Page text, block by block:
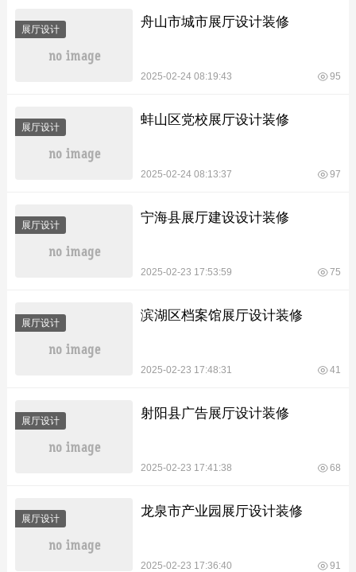
展厅设计 舟山市城市展厅设计装修
2025-02-24 08:19:43 95
展厅设计 蚌山区党校展厅设计装修
2025-02-24 08:13:37 97
展厅设计 宁海县展厅建设设计装修
2025-02-23 17:53:59 75
展厅设计 滨湖区档案馆展厅设计装修
2025-02-23 17:48:31 41
展厅设计 射阳县广告展厅设计装修
2025-02-23 17:41:38 68
展厅设计 龙泉市产业园展厅设计装修
2025-02-23 17:36:40 91